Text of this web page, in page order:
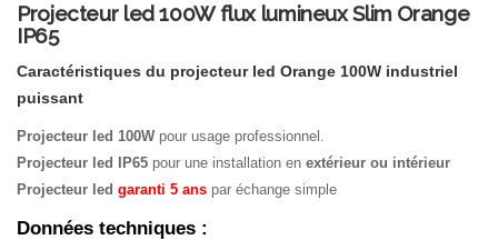
Projecteur led 100W flux lumineux Slim Orange
IP65
Caractéristiques du projecteur led Orange 100W industriel
puissant
Projecteur led 100W pour usage professionnel.
Projecteur led IP65 pour une installation en extérieur ou intérieur
Projecteur led garanti 5 ans par échange simple
Données techniques :